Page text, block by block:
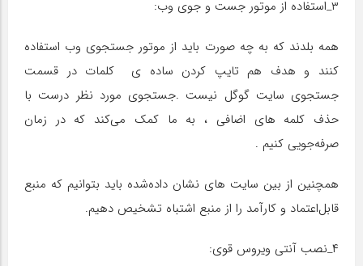
۳_استفاده از موتور جست و جوی وب:
همه بلدند که به چه صورت باید از موتور جستجوی وب استفاده
کنند و هدف هم تایپ کردن ساده ی کلمات در قسمت
جستجوی سایت گوگل نیست .جستجوی مورد نظر درست با
حذف کلمه های اضافی ، به ما کمک می‌کند که در زمان
صرفه‌جویی کنیم .
همچنین از بین سایت های نشان داده‌شده باید بتوانیم که منبع
قابل‌اعتماد و کارآمد را از منبع اشتباه تشخیص دهیم.
۴_نصب آنتی ویروس قوی: